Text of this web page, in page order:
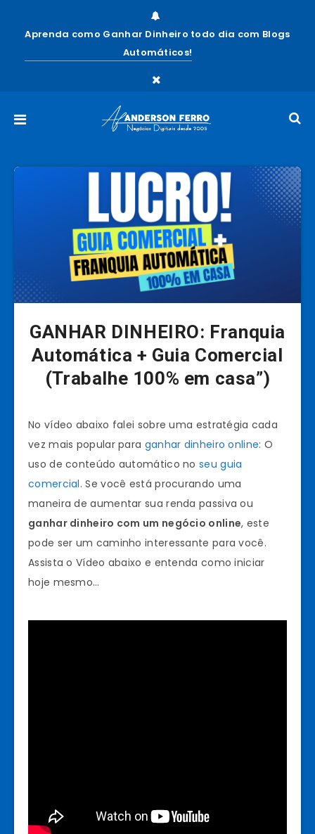
Aprenda como Ganhar Dinheiro todo dia com Blogs
Automáticos!
GANHAR DINHEIRO: Franquia
Automática + Guia Comercial
(Trabalhe 100% em casa”)
No vídeo abaixo falei sobre uma estratégia cada
vez mais popular para ganhar dinheiro online: O
uso de conteúdo automático noseu guia
comercial. Se você está procurando uma
maneira de aumentar sua renda passiva ou
ganhar dinheiro com um negócio online, este
pode ser um caminho interessante para você.
Assista o Vídeo abaixo e entenda como iniciar
hoje mesmo…